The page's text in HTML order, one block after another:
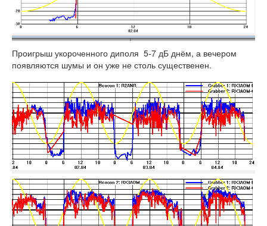
Проигрыш укороченного диполя 5-7 дБ днём, а вечером
появляются шумы и он уже не столь существенен.